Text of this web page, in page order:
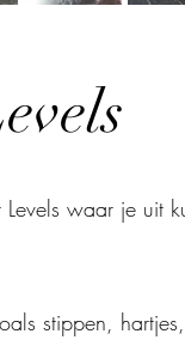
waar je uit
stippen,